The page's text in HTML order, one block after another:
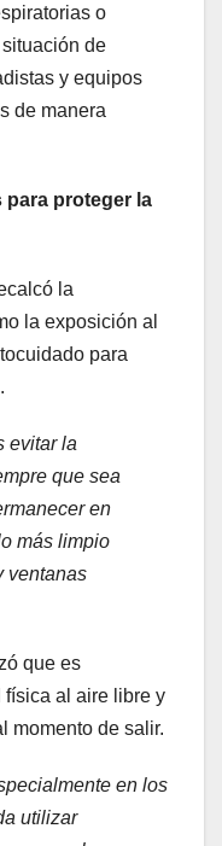
o
de
y equipos
de manera
para proteger la
la
la exposición al
para
evitar la
que sea
en
más limpio
ventanas
que es
al aire libre y
momento de salir.
en los
utilizar